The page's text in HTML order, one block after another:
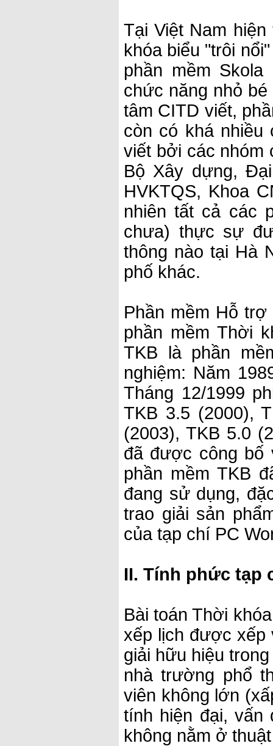
Tại Việt Nam
khóa biểu "trôi
phần mềm
chức năng nhỏ
tâm CITD viết,
còn có khá nhiều
viết bởi các nhóm
Bộ Xây dựng,
HVKTQS, Khoa
nhiên tất cả các
chưa) thực sự
thông nào tại Hà
phố khác.
Phần mềm Hỗ
phần mềm Thời
TKB là phần
nghiệm: Năm
Tháng 12/1999
TKB 3.5 (2000),
(2003), TKB 5.0
đã được công bố
phần mềm TKB
đang sử dụng,
trao giải sản
của tạp chí PC
II. Tính phức tạp
Bài toán Thời
xếp lịch được xếp
giải hữu hiệu
nhà trường phổ
viên không lớn
tính hiện đại, vấn
không nằm ở